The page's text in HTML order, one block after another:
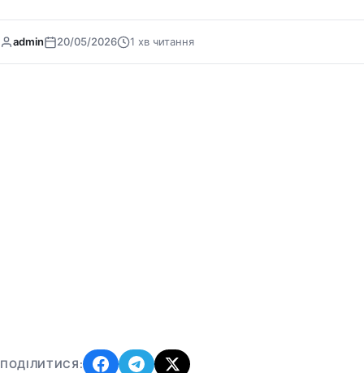
admin 20/05/2026 1 хв читання
ПОДІЛИТИСЯ: